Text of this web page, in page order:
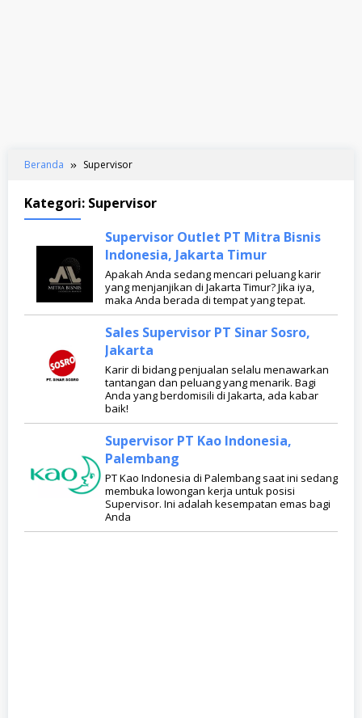
Beranda Supervisor
Kategori: Supervisor
Supervisor Outlet PT Mitra Bisnis
Indonesia, Jakarta Timur
Apakah Anda sedang mencari peluang karir
yang menjanjikan di Jakarta Timur? Jika iya,
maka Anda berada di tempat yang tepat.
Sales Supervisor PT Sinar Sosro,
Jakarta
Karir di bidang penjualan selalu menawarkan
tantangan dan peluang yang menarik. Bagi
Anda yang berdomisili di Jakarta, ada kabar
baik!
Supervisor PT Kao Indonesia,
Palembang
PT Kao Indonesia di Palembang saat ini sedang
membuka lowongan kerja untuk posisi
Supervisor. Ini adalah kesempatan emas bagi
Anda